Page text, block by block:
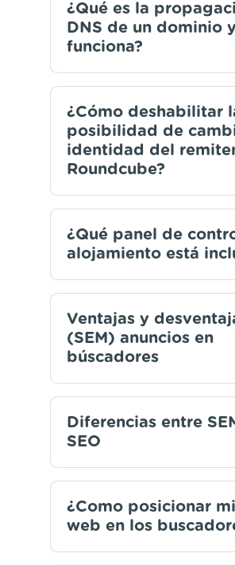
¿Qué es la
DNS de un dominio
funciona?
¿Cómo deshabilitar
posibilidad de
identidad del
Roundcube?
¿Qué panel de
alojamiento está
Ventajas y
(SEM) anuncios en
búscadores
Diferencias entre
SEO
¿Como posicionar
web en los